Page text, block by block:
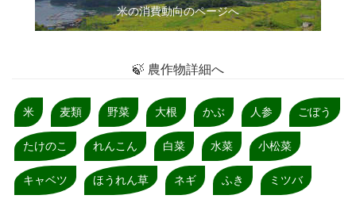
米の消費動向のページへ
🍃 農作物詳細へ
米 麦類 野菜 大根 かぶ 人参 ごぼう
たけのこ れんこん 白菜 水菜 小松菜
キャベツ ほうれん草 ネギ ふき ミツバ